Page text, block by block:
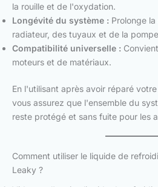
la rouille et de l'oxydation.
Longévité du système : Prolonge
radiateur, des tuyaux et de la
Compatibilité universelle :
moteurs et de matériaux.
En l'utilisant après avoir réparé
vous assurez que l'ensemble du
reste protégé et sans fuite pour les
Comment utiliser le liquide de
Leaky ?